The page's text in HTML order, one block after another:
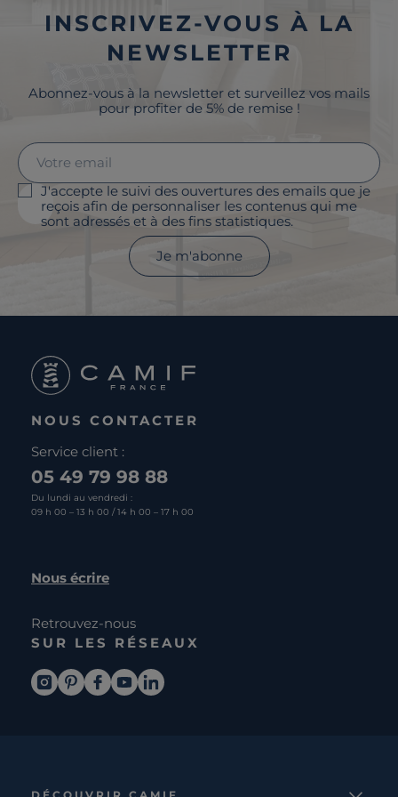
INSCRIVEZ-VOUS À LA
NEWSLETTER
Abonnez-vous à la newsletter et surveillez vos mails
pour profiter de 5% de remise !
J'accepte le suivi des ouvertures des emails que je
reçois afin de personnaliser les contenus qui me
sont adressés et à des fins statistiques.
Je m'abonne
NOUS CONTACTER
Service client :
05 49 79 98 88
Du lundi au vendredi :
09 h 00 – 13 h 00 / 14 h 00 – 17 h 00
Nous écrire
Retrouvez-nous
SUR LES RÉSEAUX